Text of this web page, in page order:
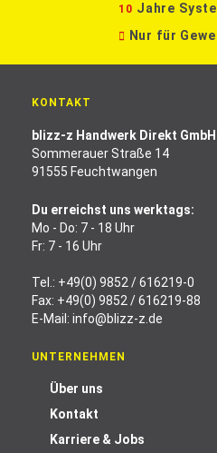
10 Jahre
Nur für
KONTAKT
blizz-z Handwerk Direkt GmbH
Sommerauer Straße 14
91555 Feuchtwangen
Du erreichst uns werktags:
Mo - Do: 7 - 18 Uhr
Fr: 7 - 16 Uhr
Tel.: +49(0) 9852 / 616219-0
Fax: +49(0) 9852 / 616219-88
E-Mail: info@blizz-z.de
UNTERNEHMEN
Über uns
Kontakt
Karriere & Jobs